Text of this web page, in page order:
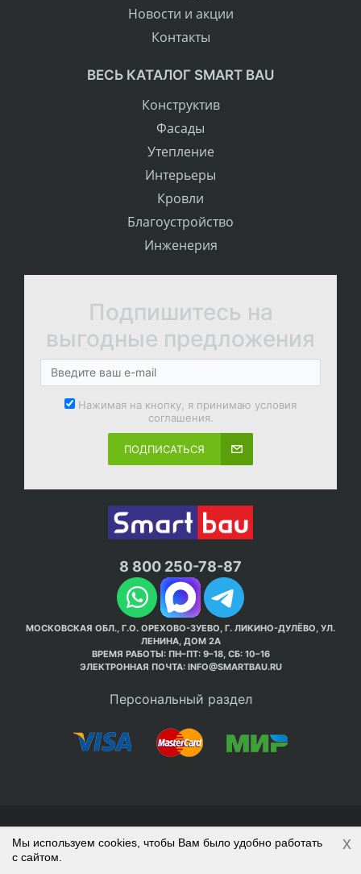
Новости и акции
Контакты
ВЕСЬ КАТАЛОГ SMART BAU
Конструктив
Фасады
Утепление
Интерьеры
Кровли
Благоустройство
Инженерия
Подпишитесь на
выгодные предложения
Нажимая на кнопку, я принимаю условия
соглашения.
ПОДПИСАТЬСЯ
8 800 250-78-87
МОСКОВСКАЯ ОБЛ., Г.О. ОРЕХОВО-ЗУЕВО, Г. ЛИКИНО-ДУЛЁВО, УЛ.
ЛЕНИНА, ДОМ 2А
ВРЕМЯ РАБОТЫ: ПН–ПТ: 9–18, СБ: 10–16
ЭЛЕКТРОННАЯ ПОЧТА: INFO@SMARTBAU.RU
Персональный раздел
правильно с 1-го раза.
Мы используем cookies, чтобы Вам было удобно работать
с сайтом.
x